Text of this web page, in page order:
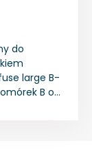
do
large B-
B o